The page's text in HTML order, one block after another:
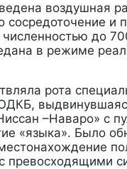
воздушная
и
до
в режиме
рота
–Наваро» с
«языка». Было
превосходящими